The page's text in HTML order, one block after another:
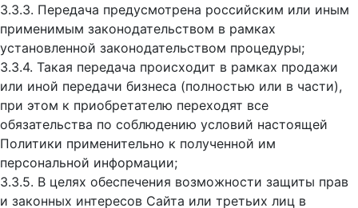
3.3.3. Передача предусмотрена российским или иным
применимым законодательством в рамках
установленной законодательством процедуры;
3.3.4. Такая передача происходит в рамках продажи
или иной передачи бизнеса (полностью или в части),
при этом к приобретателю переходят все
обязательства по соблюдению условий настоящей
Политики применительно к полученной им
персональной информации;
3.3.5. В целях обеспечения возможности защиты прав
и законных интересов Сайта или третьих лиц в